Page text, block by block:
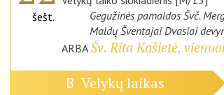
šešt.
Gegužinės pamaldos Švč.
Maldų Šventajai Dvasiai
ARBAŠv. Rita Kašietė,
B Velykų laikas